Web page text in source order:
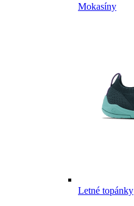
Mokasíny
Letné topánky